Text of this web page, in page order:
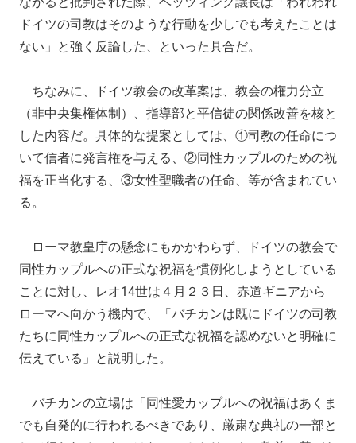
ドイツの司教はそのような行動を少しでも考えたことは
ない」と強く反論した、といった具合だ。
ちなみに、ドイツ教会の改革案は、教会の権力分立
（非中央集権体制）、指導部と平信徒の関係改善を核と
した内容だ。具体的な提案としては、①司教の任命につ
いて信者に発言権を与える、②同性カップルのための祝
福を正当化する、③女性聖職者の任命、等が含まれてい
る。
ローマ教皇庁の懸念にもかかわらず、ドイツの教会で
同性カップルへの正式な祝福を慣例化しようとしている
ことに対し、レオ14世は４月２３日、赤道ギニアから
ローマへ向かう機内で、「バチカンは既にドイツの司教
たちに同性カップルへの正式な祝福を認めないと明確に
伝えている」と説明した。
バチカンの立場は「同性愛カップルへの祝福はあくま
でも自発的に行われるべきであり、厳粛な典礼の一部と